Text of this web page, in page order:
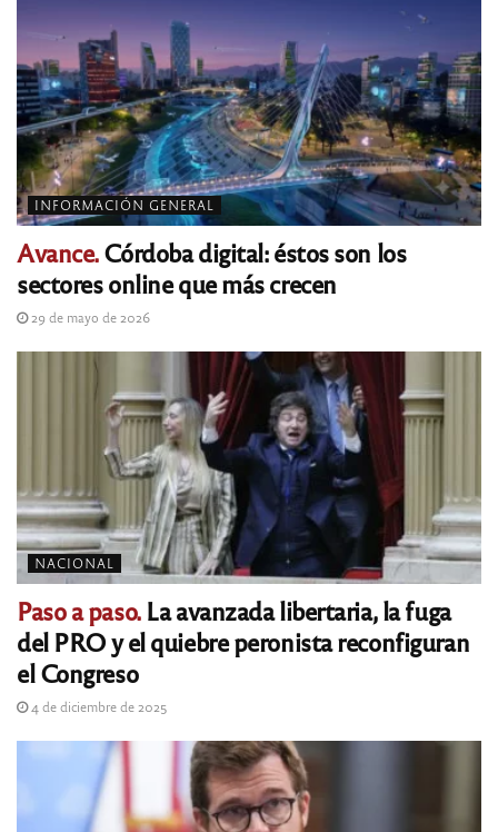
INFORMACIÓN GENERAL
Avance.Córdoba digital: éstos son los
sectores online que más crecen
29 de mayo de 2026
NACIONAL
Paso a paso.La avanzada libertaria, la fuga
del PRO y el quiebre peronista reconfiguran
el Congreso
4 de diciembre de 2025